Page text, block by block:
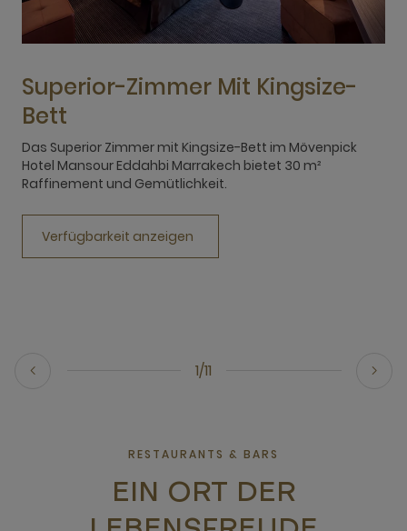
1/11
Superior-Zimmer Mit Kingsize-
Bett
Das Superior Zimmer mit Kingsize-Bett im Mövenpick
Hotel Mansour Eddahbi Marrakech bietet 30 m²
Raffinement und Gemütlichkeit.
Verfügbarkeit anzeigen
RESTAURANTS & BARS
EIN ORT DER